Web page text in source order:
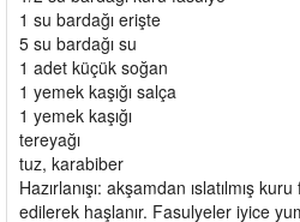
1 su bardağı erişte
5 su bardağı su
1 adet küçük soğan
1 yemek kaşığı salça
1 yemek kaşığı
tereyağı
tuz, karabiber
Hazırlanışı: akşamdan ıslatılmış
edilerek haşlanır. Fasulyeler iyice